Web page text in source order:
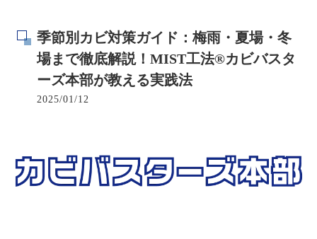
季節別カビ対策ガイド：梅雨・夏場・冬
場まで徹底解説！MIST工法®カビバスタ
ーズ本部が教える実践法
2025/01/12